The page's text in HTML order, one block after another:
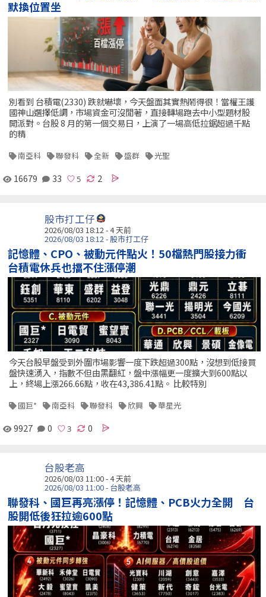
默換位置坐
別看到 台積電(2330) 跌就嚇壞，今天盤面其實熱鬧得很！當權王護
國神山選擇低調，市場資金可沒閒著，直接轉場跑去中小型題材股
開派對。台股 8 月的第一個交易日，上演了一場高低拉鋸超過千點
的精
南亞科 聯發科 全新 盛群 光聖
16679 33 2
股市打工仔
2026/08/03 18:12 - 4 天前
2026/08/03 18:12 - 股市打工仔
記憶體、CPO、被動元件點火！50檔熱門股接力衝
台積電休兵也擋不住漲停潮
今天台股早盤受到外圍市場影響一度下跌超過300點，沒想到低接買
盤快速湧入，指數不但由黑翻紅，盤中漲幅更一度擴大到600點以
上，終場上漲266.66點，收在43,386.41點。 比較特別
國巨* 南亞科 聯發科 欣興 華星光
9927 0 0
台股老高
2026/08/03 11:00 - 4 天前
2026/08/03 11:00 - 台股老高
聯發科、國巨再亮漲停！記憶體、PCB火力全開 台
股開低後狂拉逾600點